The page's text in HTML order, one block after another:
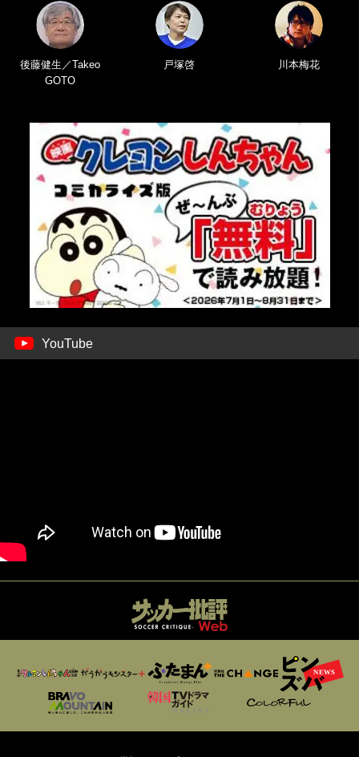
後藤健生／Takeo
GOTO
戸塚啓 川本梅花
YouTube